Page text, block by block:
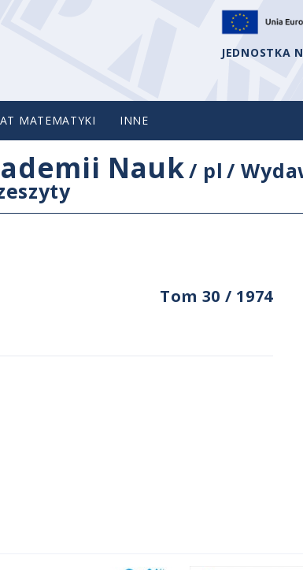
JEDNOSTKA
MATEMATYKI INNE
Nauk/ pl /
Tom 30 / 1974